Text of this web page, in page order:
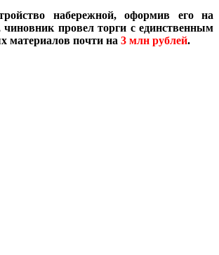
набережной, оформив его на
провел торги с единственным
материалов почти на 3 млн рублей.